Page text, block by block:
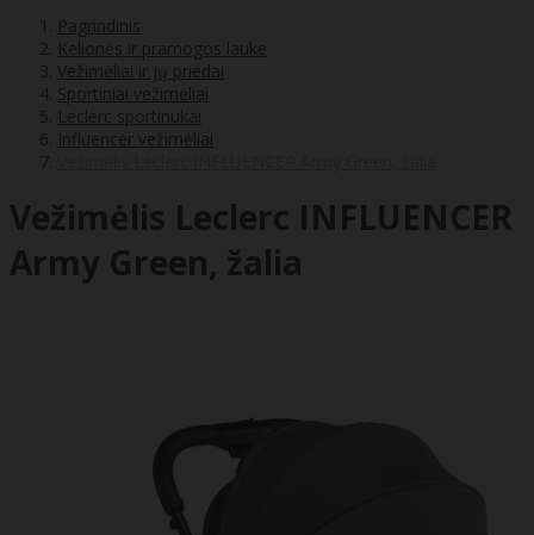
Pagrindinis
Kelionės ir pramogos lauke
Vežimėliai ir jų priedai
Sportiniai vežimėliai
Leclerc sportinukai
Influencer vežimėliai
Vežimėlis Leclerc INFLUENCER
Army Green, žalia